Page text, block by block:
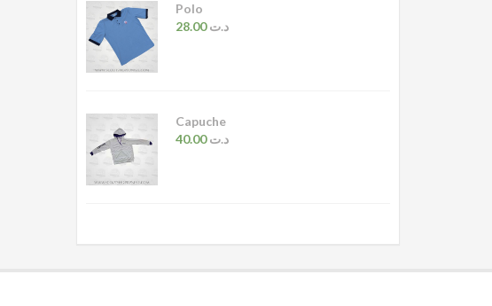
Polo
28.00د.ت
Capuche
40.00د.ت